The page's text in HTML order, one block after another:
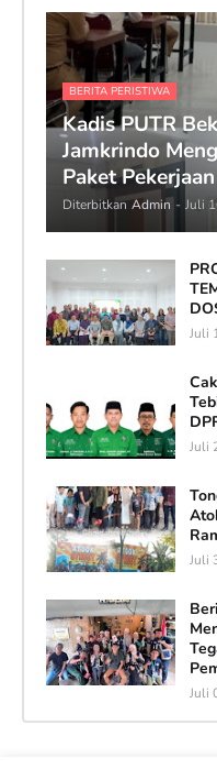
BERITA PERISTIWA
Kadis PUTR
Jamkrindo
Paket
Diterbitkan Admin - Juli
Juli
Juli
Juli
Juli